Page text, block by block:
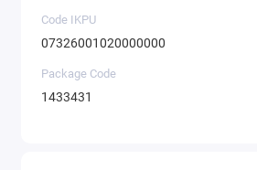
Code IKPU
07326001020000000
Package Code
1433431